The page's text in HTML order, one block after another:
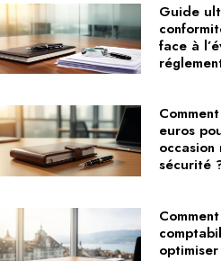
Guide
face à
euros
sécurité